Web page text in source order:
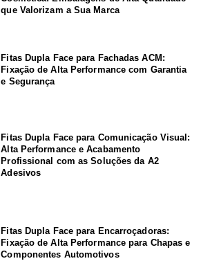
que Valorizam a Sua Marca
Fitas Dupla Face para Fachadas ACM:
Fixação de Alta Performance com Garantia
e Segurança
Fitas Dupla Face para Comunicação Visual:
Alta Performance e Acabamento
Profissional com as Soluções da A2
Adesivos
Fitas Dupla Face para Encarroçadoras:
Fixação de Alta Performance para Chapas e
Componentes Automotivos